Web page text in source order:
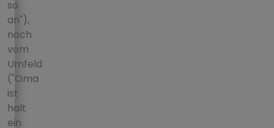
so
an"),
noch
vom
Umfeld
("Oma
ist
halt
ein